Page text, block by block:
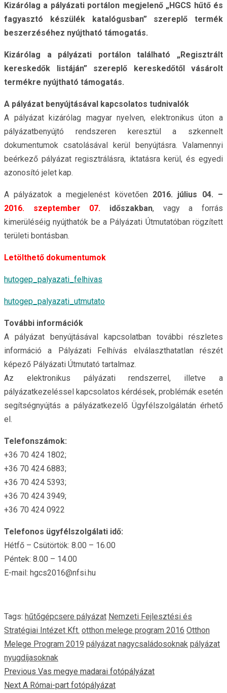
Kizárólag a pályázati portálon megjelenő „HGCS hűtő és
fagyasztó készülék katalógusban” szereplő termék
beszerzéséhez nyújtható támogatás.
Kizárólag a pályázati portálon található „Regisztrált
kereskedők listáján” szereplő kereskedőtől vásárolt
termékre nyújtható támogatás.
A pályázat benyújtásával kapcsolatos tudnivalók
A pályázat kizárólag magyar nyelven, elektronikus úton a
pályázatbenyújtó rendszeren keresztül a szkennelt
dokumentumok csatolásával kerül benyújtásra. Valamennyi
beérkező pályázat regisztrálásra, iktatásra kerül, és egyedi
azonosító jelet kap.
A pályázatok a megjelenést követően 2016. július 04. –
2016. szeptember 07. időszakban, vagy a forrás
kimerüléséig nyújthatók be a Pályázati Útmutatóban rögzített
területi bontásban.
Letölthető dokumentumok
hutogep_palyazati_felhivas
hutogep_palyazati_utmutato
További információk
A pályázat benyújtásával kapcsolatban további részletes
információ a Pályázati Felhívás elválaszthatatlan részét
képező Pályázati Útmutató tartalmaz.
Az elektronikus pályázati rendszerrel, illetve a
pályázatkezeléssel kapcsolatos kérdések, problémák esetén
segítségnyújtás a pályázatkezelő Ügyfélszolgálatán érhető
el.
Telefonszámok:
+36 70 424 1802;
+36 70 424 6883;
+36 70 424 5393;
+36 70 424 3949;
+36 70 424 0922
Telefonos ügyfélszolgálati idő:
Hétfő – Csütörtök: 8.00 – 16.00
Péntek: 8.00 – 14.00
E-mail: hgcs2016@nfsi.hu
Tags: hűtőgépcsere pályázat Nemzeti Fejlesztési és
Stratégiai Intézet Kft. otthon melege program 2016 Otthon
Melege Program 2019 pályázat nagycsaládosoknak pályázat
nyugdíjasoknak
Continue
Previous Vas megye madarai fotópályázat
Next A Római-part fotópályázat